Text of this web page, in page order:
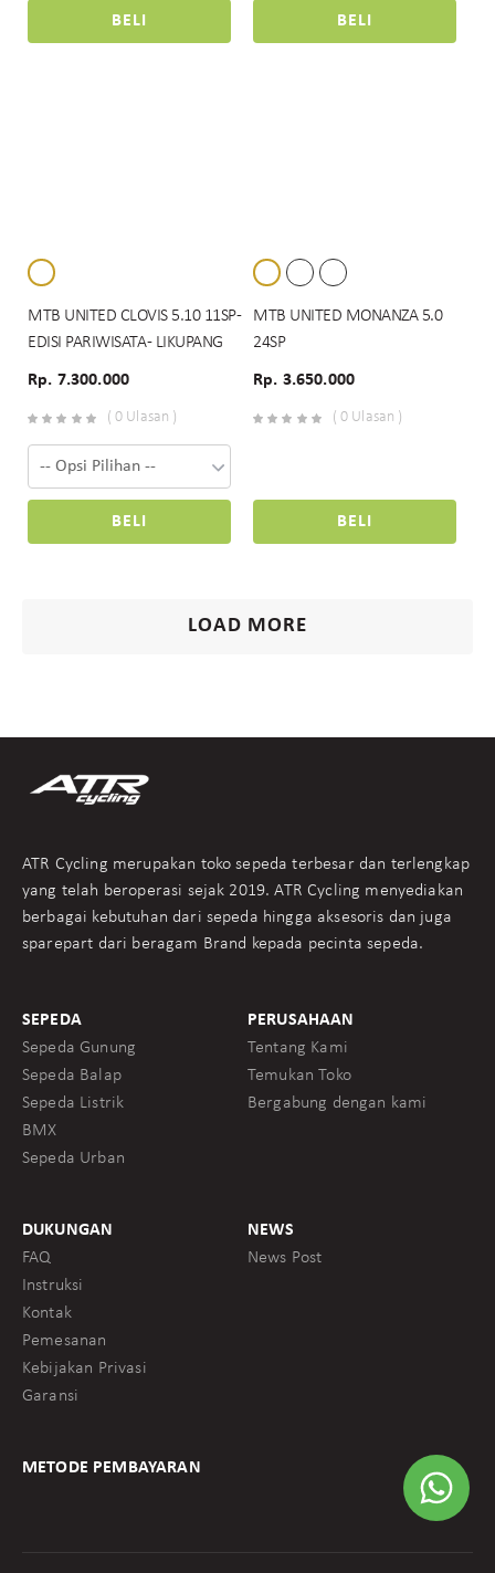
BELI BELI
MTB UNITED CLOVIS 5.10 11SP -
EDISI PARIWISATA - LIKUPANG
Rp. 7.300.000
( 0 Ulasan )
BELI
MTB UNITED MONANZA 5.0
24SP
Rp. 3.650.000
( 0 Ulasan )
BELI
LOAD MORE
ATR Cycling merupakan toko sepeda terbesar dan terlengkap
yang telah beroperasi sejak 2019. ATR Cycling menyediakan
berbagai kebutuhan dari sepeda hingga aksesoris dan juga
sparepart dari beragam Brand kepada pecinta sepeda.
SEPEDA
Sepeda Gunung
Sepeda Balap
Sepeda Listrik
BMX
Sepeda Urban
PERUSAHAAN
Tentang Kami
Temukan Toko
Bergabung dengan kami
DUKUNGAN
FAQ
Instruksi
Kontak
Pemesanan
Kebijakan Privasi
Garansi
NEWS
News Post
METODE PEMBAYARAN